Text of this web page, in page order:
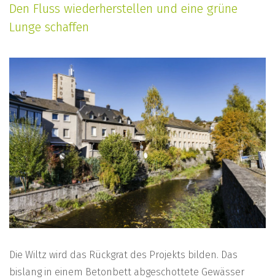
Den Fluss wiederherstellen und eine grüne
Lunge schaffen
Die Wiltz wird das Rückgrat des Projekts bilden. Das
bislang in einem Betonbett abgeschottete Gewässer